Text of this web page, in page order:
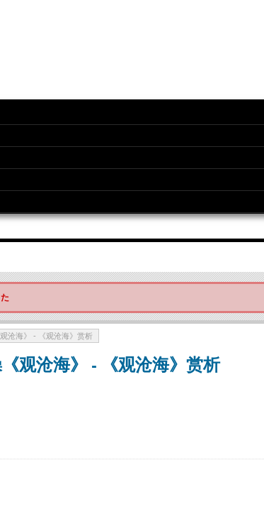
沧海》 - 《观沧海》赏析
观沧海》 - 《观沧海》赏析